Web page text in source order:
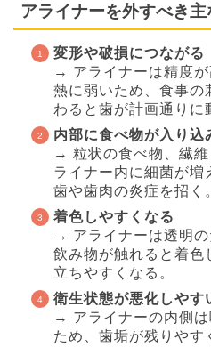
アライナーを外すべき主
変形や破損につながる
→ アライナーは精度
熱に弱いため、食事の
わると歯が計画通りに
内部に食べ物が入り込
→ 粒状の食べ物、繊
ライナー内に細菌が増
歯や歯肉の炎症を招く
着色しやすくなる
→ アライナーは透明の
飲み物が触れると着色
立ちやすくなる。
衛生状態が悪化しやす
→ アライナーの内側
ため、歯垢が残りやす